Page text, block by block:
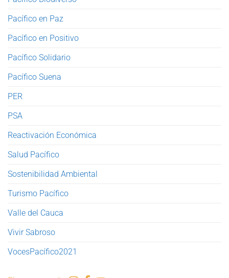
Pacífico en Paz
Pacífico en Positivo
Pacífico Solidario
Pacífico Suena
PER
PSA
Reactivación Económica
Salud Pacífico
Sostenibilidad Ambiental
Turismo Pacífico
Valle del Cauca
Vivir Sabroso
VocesPacífico2021